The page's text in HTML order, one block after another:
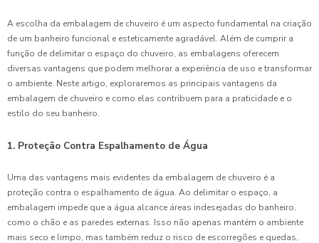
A escolha da embalagem de chuveiro é um aspecto fundamental na criação
de um banheiro funcional e esteticamente agradável. Além de cumprir a
função de delimitar o espaço do chuveiro, as embalagens oferecem
diversas vantagens que podem melhorar a experiência de uso e transformar
o ambiente. Neste artigo, exploraremos as principais vantagens da
embalagem de chuveiro e como elas contribuem para a praticidade e o
estilo do seu banheiro.
1. Proteção Contra Espalhamento de Água
Uma das vantagens mais evidentes da embalagem de chuveiro é a
proteção contra o espalhamento de água. Ao delimitar o espaço, a
embalagem impede que a água alcance áreas indesejadas do banheiro,
como o chão e as paredes externas. Isso não apenas mantém o ambiente
mais seco e limpo, mas também reduz o risco de escorregões e quedas,